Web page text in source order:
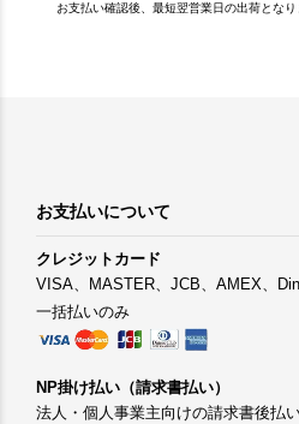
お支払い確認後、最短翌営業日の出荷となり
お支払いについて
クレジットカード
VISA、MASTER、JCB、AMEX、
一括払いのみ
NP掛け払い（請求書払い）
法人・個人事業主向けの請求書後払